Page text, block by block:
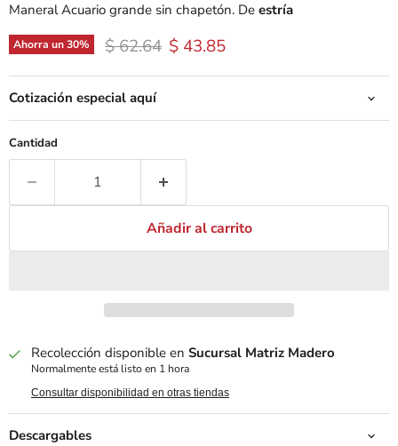
Maneral Acuario grande sin chapetón. De estría
Ahorra un30% Precio original
$ 62.64 Precio actual
$ 43.85
Cotización especial aquí
Cantidad
Añadir al carrito
Recolección disponible en Sucursal Matriz Madero
Normalmente está listo en 1 hora
Consultar disponibilidad en otras tiendas
Descargables